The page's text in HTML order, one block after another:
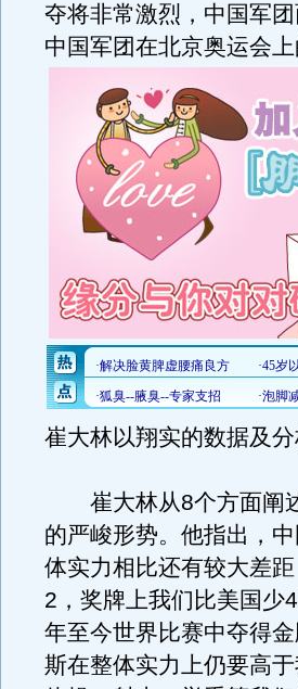
夺将非常激烈，中国军
中国军团在北京奥运会
崔大林以翔实的数据及分
崔大林从8个方面阐
的严峻形势。他指出，
体实力相比还有较大差
2，奖牌上我们比美国少
年至今世界比赛中夺得
斯在整体实力上仍要高